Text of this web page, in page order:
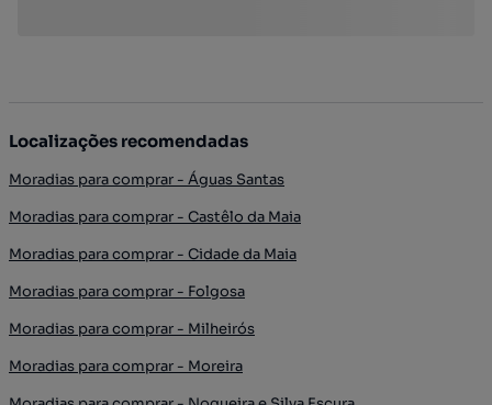
Localizações recomendadas
Moradias para comprar - Águas Santas
Moradias para comprar - Castêlo da Maia
Moradias para comprar - Cidade da Maia
Moradias para comprar - Folgosa
Moradias para comprar - Milheirós
Moradias para comprar - Moreira